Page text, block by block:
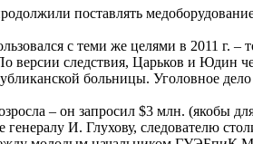
поставлять
с теми же целями в 2011 г. –
версии следствия, Царьков и Юдин
больницы. Уголовное дело
– он запросил $3 млн. (якобы
И. Глухову, следователю